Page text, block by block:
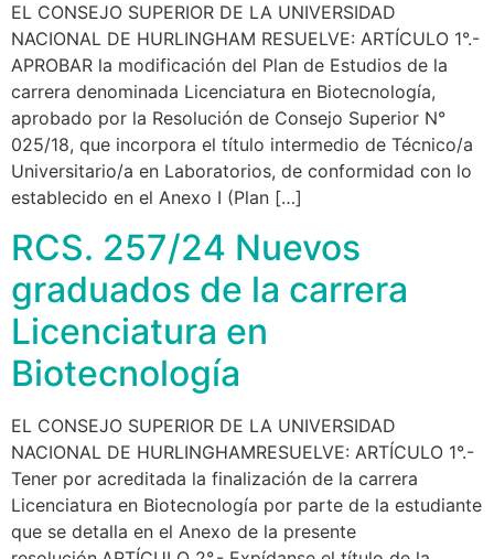
EL CONSEJO SUPERIOR DE LA UNIVERSIDAD
NACIONAL DE HURLINGHAM RESUELVE: ARTÍCULO 1°.-
APROBAR la modificación del Plan de Estudios de la
carrera denominada Licenciatura en Biotecnología,
aprobado por la Resolución de Consejo Superior N°
025/18, que incorpora el título intermedio de Técnico/a
Universitario/a en Laboratorios, de conformidad con lo
establecido en el Anexo I (Plan […]
RCS. 257/24 Nuevos
graduados de la carrera
Licenciatura en
Biotecnología
EL CONSEJO SUPERIOR DE LA UNIVERSIDAD
NACIONAL DE HURLINGHAMRESUELVE: ARTÍCULO 1°.-
Tener por acreditada la finalización de la carrera
Licenciatura en Biotecnología por parte de la estudiante
que se detalla en el Anexo de la presente